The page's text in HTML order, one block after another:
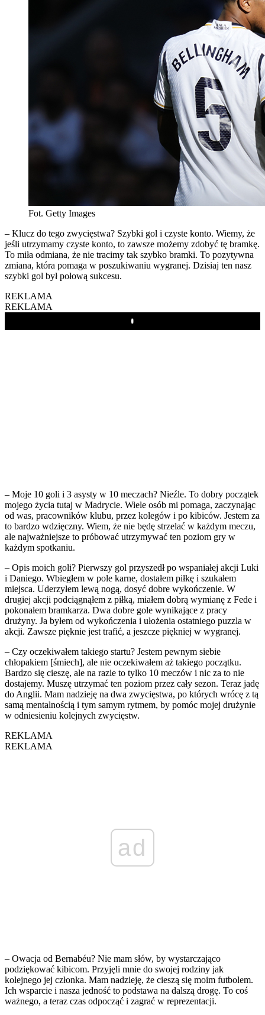
Fot. Getty Images
– Klucz do tego zwycięstwa? Szybki gol i czyste konto. Wiemy, że
jeśli utrzymamy czyste konto, to zawsze możemy zdobyć tę bramkę.
To miła odmiana, że nie tracimy tak szybko bramki. To pozytywna
zmiana, która pomaga w poszukiwaniu wygranej. Dzisiaj ten nasz
szybki gol był połową sukcesu.
REKLAMA
REKLAMA
Play
– Moje 10 goli i 3 asysty w 10 meczach? Nieźle. To dobry początek
mojego życia tutaj w Madrycie. Wiele osób mi pomaga, zaczynając
od was, pracowników klubu, przez kolegów i po kibiców. Jestem za
to bardzo wdzięczny. Wiem, że nie będę strzelać w każdym meczu,
ale najważniejsze to próbować utrzymywać ten poziom gry w
każdym spotkaniu.
– Opis moich goli? Pierwszy gol przyszedł po wspaniałej akcji Luki
i Daniego. Wbiegłem w pole karne, dostałem piłkę i szukałem
miejsca. Uderzyłem lewą nogą, dosyć dobre wykończenie. W
drugiej akcji podciągnąłem z piłką, miałem dobrą wymianę z Fede i
pokonałem bramkarza. Dwa dobre gole wynikające z pracy
drużyny. Ja byłem od wykończenia i ułożenia ostatniego puzzla w
akcji. Zawsze pięknie jest trafić, a jeszcze piękniej w wygranej.
– Czy oczekiwałem takiego startu? Jestem pewnym siebie
chłopakiem [śmiech], ale nie oczekiwałem aż takiego początku.
Bardzo się cieszę, ale na razie to tylko 10 meczów i nic za to nie
dostajemy. Muszę utrzymać ten poziom przez cały sezon. Teraz jadę
do Anglii. Mam nadzieję na dwa zwycięstwa, po których wrócę z tą
samą mentalnością i tym samym rytmem, by pomóc mojej drużynie
w odniesieniu kolejnych zwycięstw.
REKLAMA
REKLAMA
ad
– Owacja od Bernabéu? Nie mam słów, by wystarczająco
podziękować kibicom. Przyjęli mnie do swojej rodziny jak
kolejnego jej członka. Mam nadzieję, że cieszą się moim futbolem.
Ich wsparcie i nasza jedność to podstawa na dalszą drogę. To coś
ważnego, a teraz czas odpocząć i zagrać w reprezentacji.